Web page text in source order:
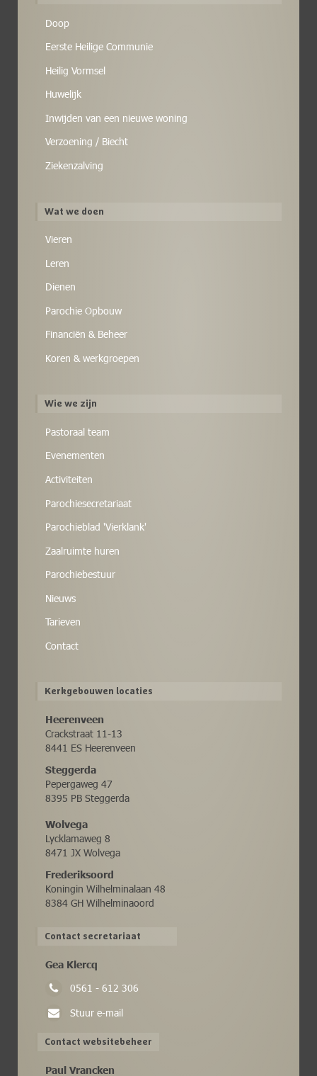
Doop
Eerste Heilige Communie
Heilig Vormsel
Huwelijk
Inwijden van een nieuwe woning
Verzoening / Biecht
Ziekenzalving
Wat we doen
Vieren
Leren
Dienen
Parochie Opbouw
Financiën & Beheer
Koren & werkgroepen
Wie we zijn
Pastoraal team
Evenementen
Activiteiten
Parochiesecretariaat
Parochieblad 'Vierklank'
Zaalruimte huren
Parochiebestuur
Nieuws
Tarieven
Contact
Kerkgebouwen locaties
Heerenveen
Crackstraat 11-13
8441 ES Heerenveen
Steggerda
Pepergaweg 47
8395 PB Steggerda
Wolvega
Lycklamaweg 8
8471 JX Wolvega
Frederiksoord
Koningin Wilhelminalaan 48
8384 GH Wilhelminaoord
Contact secretariaat
Gea Klercq
0561 - 612 306
Stuur e-mail
Contact websitebeheer
Paul Vrancken